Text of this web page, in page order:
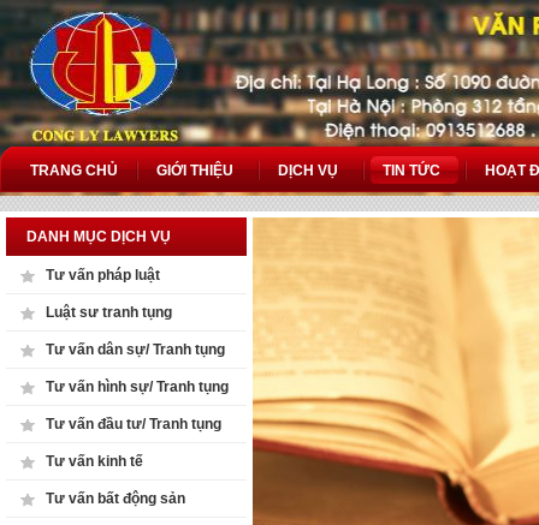
TRANG CHỦ GIỚI THIỆU DỊCH VỤ TIN TỨC HOẠT
DANH MỤC DỊCH VỤ
Tư vấn pháp luật
Luật sư tranh tụng
Tư vấn dân sự/ Tranh tụng
Tư vấn hình sự/ Tranh tụng
Tư vấn đầu tư/ Tranh tụng
Tư vấn kinh tế
Tư vấn bất động sản